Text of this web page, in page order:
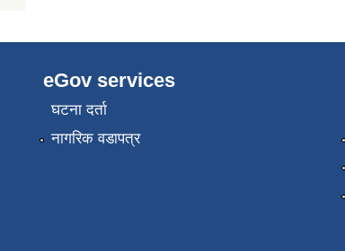
eGov services
घटना दर्ता
नागरिक वडापत्र